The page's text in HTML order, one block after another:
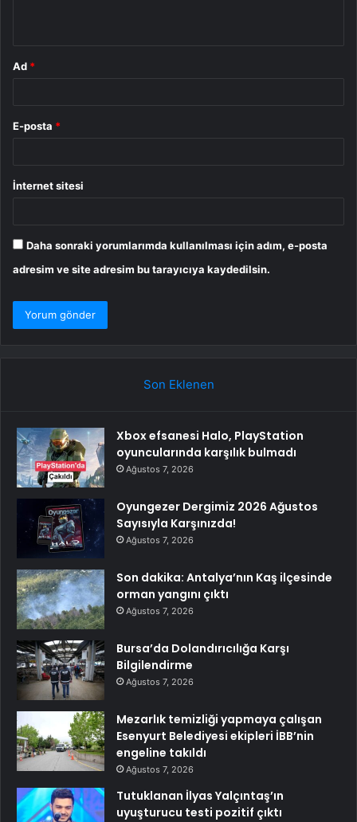
Ad *
E-posta *
İnternet sitesi
Daha sonraki yorumlarımda kullanılması için adım, e-posta
adresim ve site adresim bu tarayıcıya kaydedilsin.
Son Eklenen
Xbox efsanesi Halo, PlayStation
oyuncularında karşılık bulmadı
Ağustos 7, 2026
Oyungezer Dergimiz 2026 Ağustos
Sayısıyla Karşınızda!
Ağustos 7, 2026
Son dakika: Antalya’nın Kaş ilçesinde
orman yangını çıktı
Ağustos 7, 2026
Bursa’da Dolandırıcılığa Karşı
Bilgilendirme
Ağustos 7, 2026
Mezarlık temizliği yapmaya çalışan
Esenyurt Belediyesi ekipleri İBB’nin
engeline takıldı
Ağustos 7, 2026
Tutuklanan İlyas Yalçıntaş’ın
uyuşturucu testi pozitif çıktı